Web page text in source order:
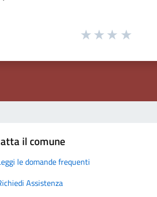
il comune
le domande frequenti
Assistenza